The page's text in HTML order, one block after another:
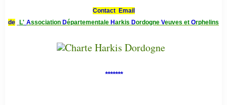
Contact Email
de L' Association Départementale Harkis Dordogne Veuves et Orphelins
*******